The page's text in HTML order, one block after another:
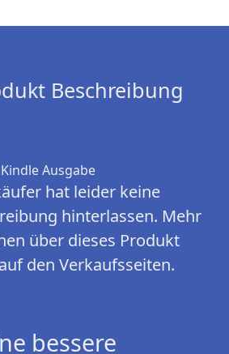
Beschreibung
Kindle Ausgabe
hat leider keine
hinterlassen. Mehr
über dieses Produkt
den Verkaufsseiten.
bessere